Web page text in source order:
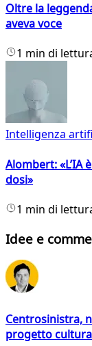
Oltre la
aveva voce
1 min di
Intelligenza
Alombert:
dosi»
1 min di
Idee e
Centrosinistra,
progetto